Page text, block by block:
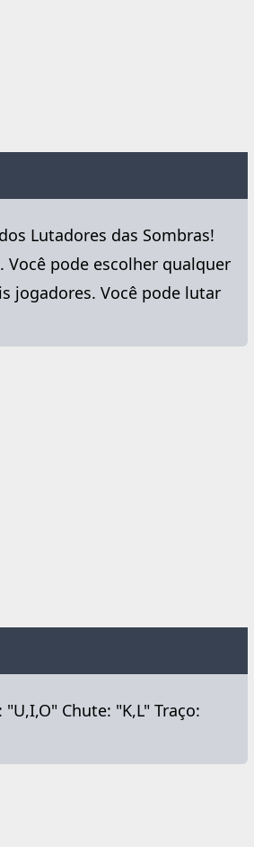
Lutadores das Sombras!
pode escolher qualquer
jogadores. Você pode lutar
Chute: "K,L" Traço: